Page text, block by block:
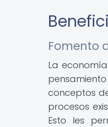
Fomento
La
conceptos
procesos
Esto les